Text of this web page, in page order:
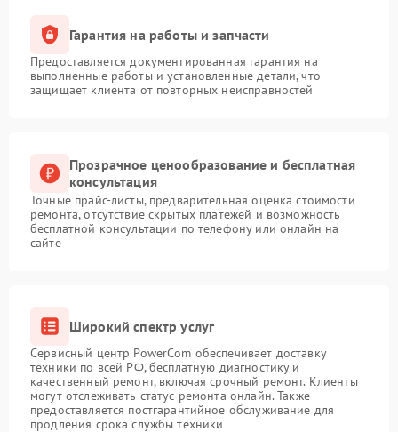
Гарантия на работы и запчасти
Предоставляется документированная гарантия на
выполненные работы и установленные детали, что
защищает клиента от повторных неисправностей
Прозрачное ценообразование и бесплатная
консультация
Точные прайс-листы, предварительная оценка стоимости
ремонта, отсутствие скрытых платежей и возможность
бесплатной консультации по телефону или онлайн на
сайте
Широкий спектр услуг
Сервисный центр PowerCom обеспечивает доставку
техники по всей РФ, бесплатную диагностику и
качественный ремонт, включая срочный ремонт. Клиенты
могут отслеживать статус ремонта онлайн. Также
предоставляется постгарантийное обслуживание для
продления срока службы техники